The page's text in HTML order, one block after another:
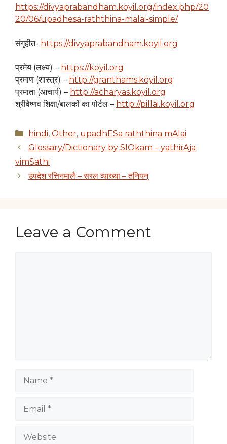
https://divyaprabandham.koyil.org/index.php/20
20/06/upadhesa-raththina-malai-simple/
संगृहीत- https://divyaprabandham.koyil.org
प्रमेय (लक्ष्य) – https://koyil.org
प्रमाण (शास्त्र) – http://granthams.koyil.org
प्रमाता (आचार्य) – http://acharyas.koyil.org
श्रीवैष्णव शिक्षा/बालकों का पोर्टल – http://pillai.koyil.org
Categories
hindi, Other, upadhESa raththina mAlai
Glossary/Dictionary by SlOkam – yathirAja
vimSathi
उपदेश रत्तिनमालै – सरल व्याख्या – तनियन्
Leave a Comment
Website